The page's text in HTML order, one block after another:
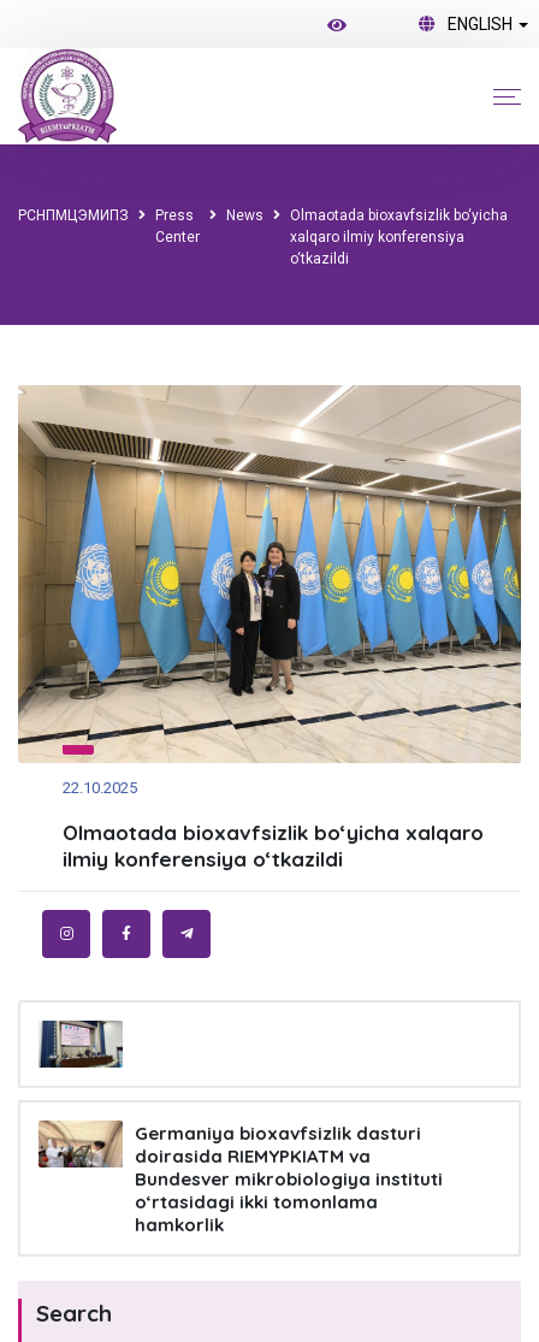
ENGLISH
РСНПМЦЭМИПЗ
Press
Center
News
Olmaotada bioxavfsizlik bo‘yicha
xalqaro ilmiy konferensiya
o‘tkazildi
22.10.2025
Olmaotada bioxavfsizlik bo‘yicha xalqaro
ilmiy konferensiya o‘tkazildi
Germaniya bioxavfsizlik dasturi
doirasida RIEMYPKIATM va
Bundesver mikrobiologiya instituti
o‘rtasidagi ikki tomonlama
hamkorlik
Search